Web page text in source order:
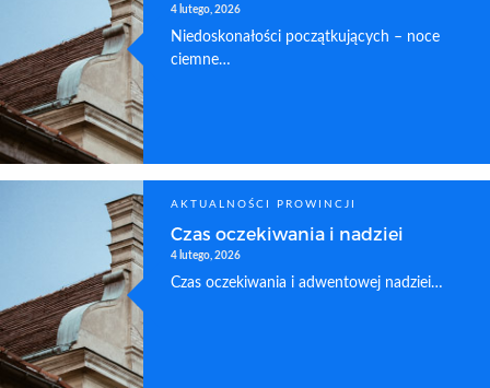
4 lutego, 2026
Niedoskonałości początkujących – noce
ciemne…
AKTUALNOŚCI PROWINCJI
Czas oczekiwania i nadziei
4 lutego, 2026
Czas oczekiwania i adwentowej nadziei…